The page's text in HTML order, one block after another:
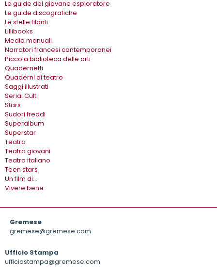
Le guide del giovane esploratore
Le guide discografiche
Le stelle filanti
Lillibooks
Media manuali
Narratori francesi contemporanei
Piccola biblioteca delle arti
Quadernetti
Quaderni di teatro
Saggi illustrati
Serial Cult
Stars
Sudori freddi
Superalbum
Superstar
Teatro
Teatro giovani
Teatro italiano
Teen stars
Un film di…
Vivere bene
Gremese
gremese@gremese.com
Ufficio Stampa
ufficiostampa@gremese.com